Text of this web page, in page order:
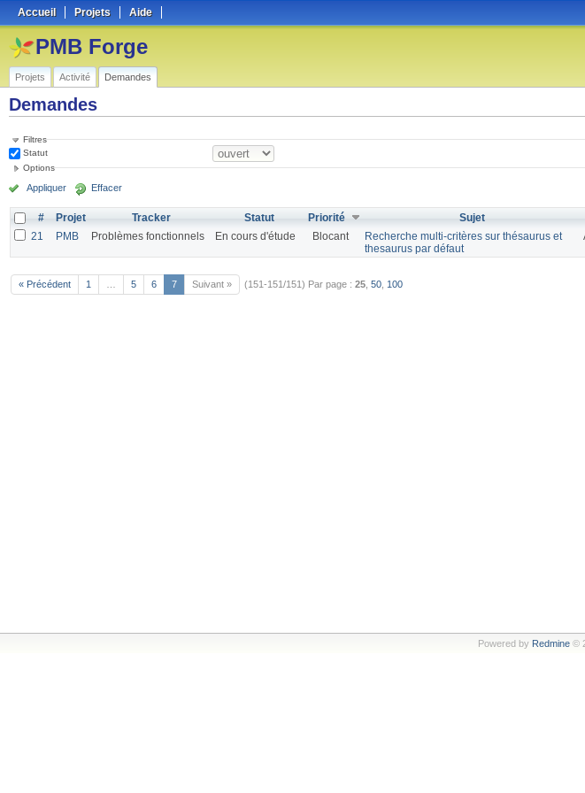
Accueil Projets Aide
PMB Forge
Projets Activité Demandes
Demandes
Filtres
Statut
Options
Appliquer Effacer
# Projet Tracker Statut Priorité Sujet
21
PMB Problèmes fonctionnels En cours d'étude Blocant
Recherche multi-critères sur thésaurus et
thesaurus par défaut
« Précédent 1 5 6 7 Suivant » (151-151/151) Par page : 25 50 100
Powered by Redmine©